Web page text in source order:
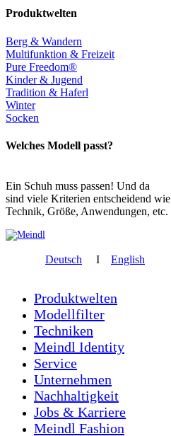
Produktwelten
Berg & Wandern
Multifunktion & Freizeit
Pure Freedom®
Kinder & Jugend
Tradition & Haferl
Winter
Socken
Welches Modell passt?
Ein Schuh muss passen! Und da
sind viele Kriterien entscheidend wie
Technik, Größe, Anwendungen, etc.
Deutsch I English
Produktwelten
Modellfilter
Techniken
Meindl Identity
Service
Unternehmen
Nachhaltigkeit
Jobs & Karriere
Meindl Fashion